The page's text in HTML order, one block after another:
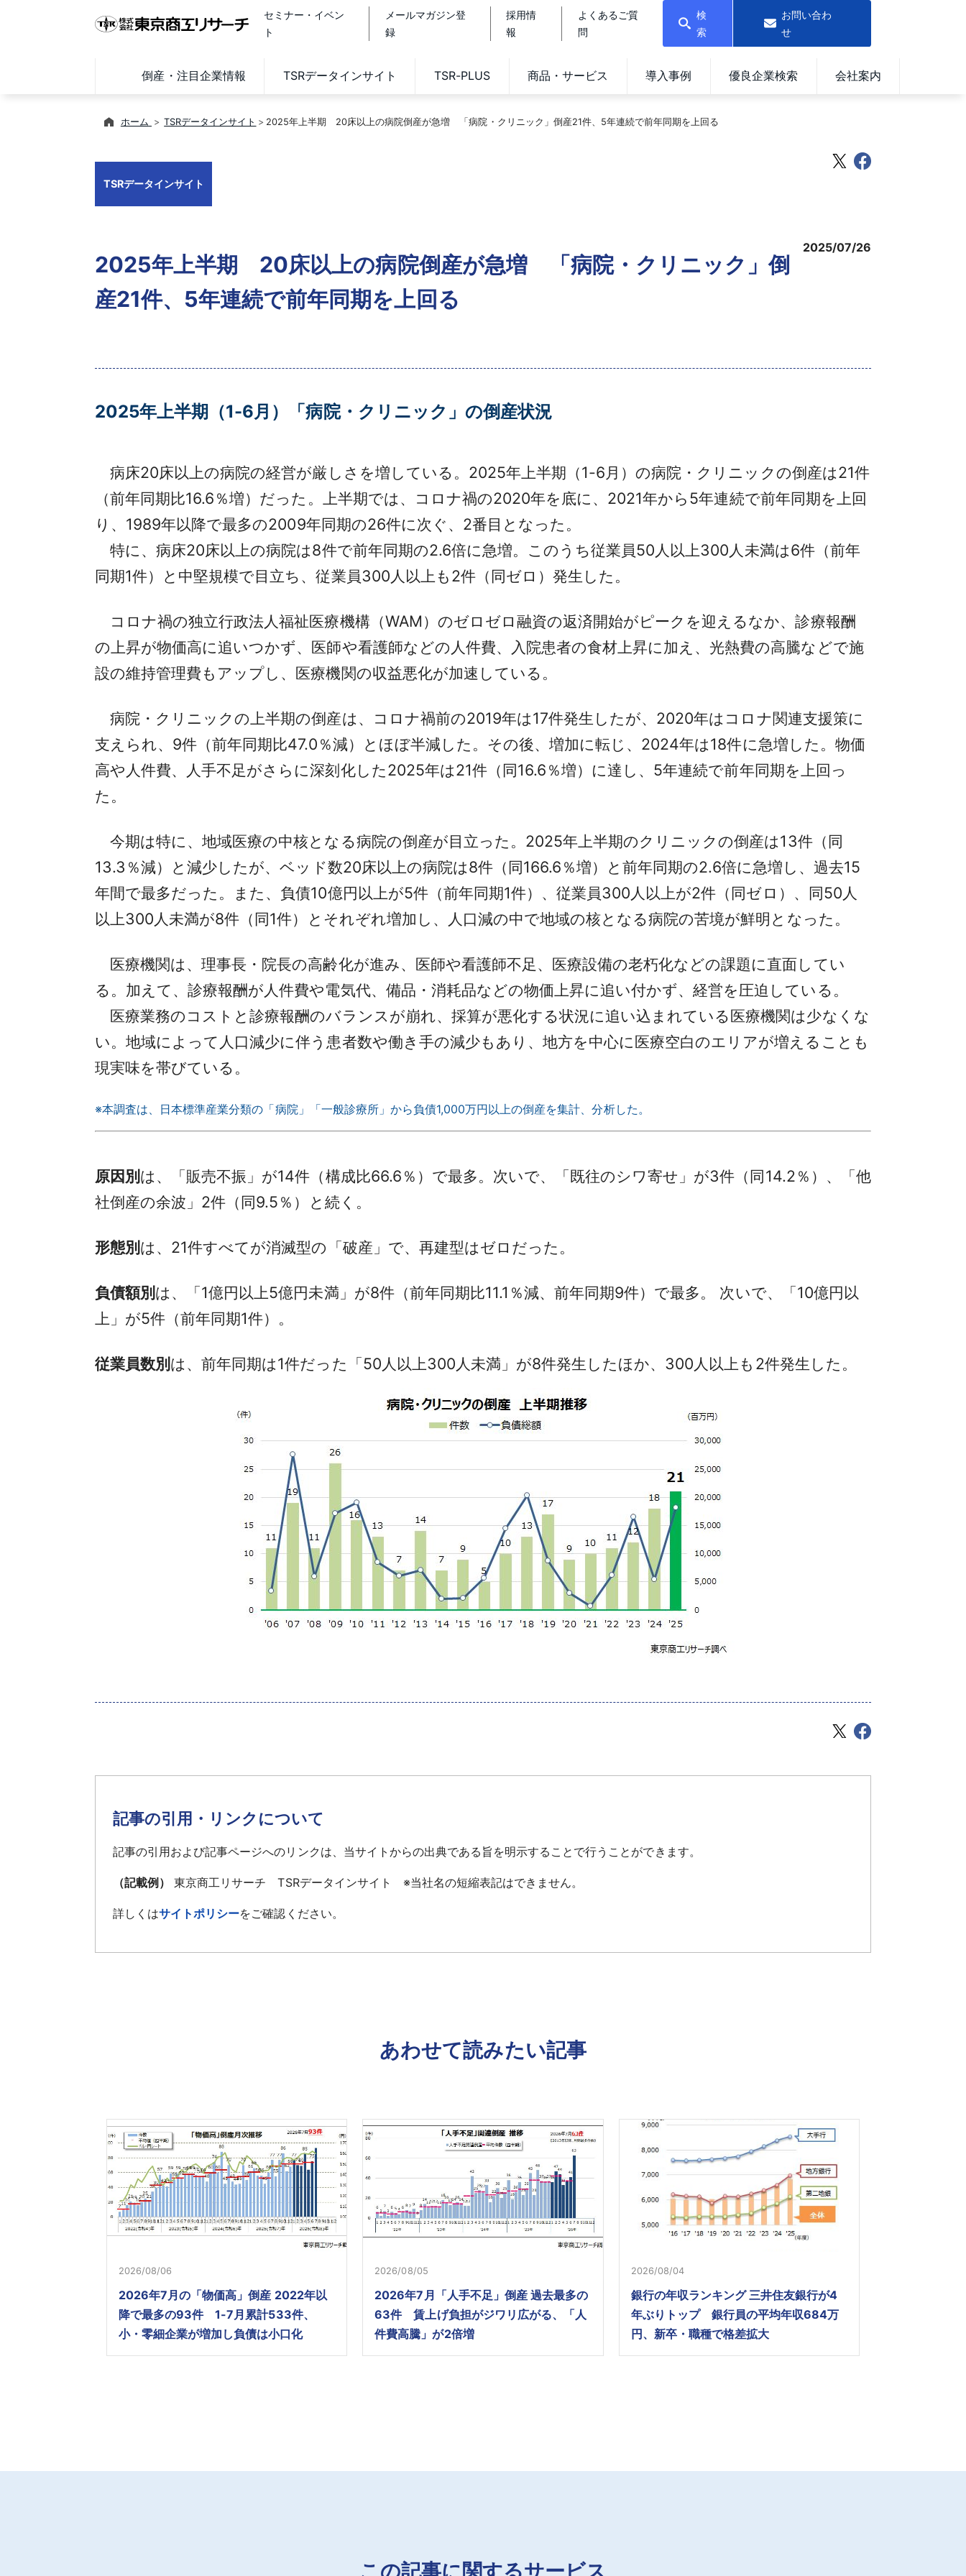
セミナー・イベン
ト
メールマガジン登
録
採用情
報
よくあるご質
問
検
索
お問い合わ
せ
倒産・注目企業情報 TSRデータインサイト TSR-PLUS 商品・サービス 導入事例 優良企業検索 会社案内
ホーム TSRデータインサイト 2025年上半期 20床以上の病院倒産が急増 「病院・クリニック」倒産21件、5年連続で前年同期を上回る
TSRデータインサイト
2025年上半期 20床以上の病院倒産が急増 「病院・クリニック」倒
産21件、5年連続で前年同期を上回る
2025/07/26
2025年上半期（1-6月）「病院・クリニック」の倒産状況
病床20床以上の病院の経営が厳しさを増している。2025年上半期（1-6月）の病院・クリニックの倒産は21件
（前年同期比16.6％増）だった。上半期では、コロナ禍の2020年を底に、2021年から5年連続で前年同期を上回
り、1989年以降で最多の2009年同期の26件に次ぐ、2番目となった。
特に、病床20床以上の病院は8件で前年同期の2.6倍に急増。このうち従業員50人以上300人未満は6件（前年
同期1件）と中堅規模で目立ち、従業員300人以上も2件（同ゼロ）発生した。
コロナ禍の独立行政法人福祉医療機構（WAM）のゼロゼロ融資の返済開始がピークを迎えるなか、診療報酬
の上昇が物価高に追いつかず、医師や看護師などの人件費、入院患者の食材上昇に加え、光熱費の高騰などで施
設の維持管理費もアップし、医療機関の収益悪化が加速している。
病院・クリニックの上半期の倒産は、コロナ禍前の2019年は17件発生したが、2020年はコロナ関連支援策に
支えられ、9件（前年同期比47.0％減）とほぼ半減した。その後、増加に転じ、2024年は18件に急増した。物価
高や人件費、人手不足がさらに深刻化した2025年は21件（同16.6％増）に達し、5年連続で前年同期を上回っ
た。
今期は特に、地域医療の中核となる病院の倒産が目立った。2025年上半期のクリニックの倒産は13件（同
13.3％減）と減少したが、ベッド数20床以上の病院は8件（同166.6％増）と前年同期の2.6倍に急増し、過去15
年間で最多だった。また、負債10億円以上が5件（前年同期1件）、従業員300人以上が2件（同ゼロ）、同50人
以上300人未満が8件（同1件）とそれぞれ増加し、人口減の中で地域の核となる病院の苦境が鮮明となった。
医療機関は、理事長・院長の高齢化が進み、医師や看護師不足、医療設備の老朽化などの課題に直面してい
る。加えて、診療報酬が人件費や電気代、備品・消耗品などの物価上昇に追い付かず、経営を圧迫している。
医療業務のコストと診療報酬のバランスが崩れ、採算が悪化する状況に追い込まれている医療機関は少なくな
い。地域によって人口減少に伴う患者数や働き手の減少もあり、地方を中心に医療空白のエリアが増えることも
現実味を帯びている。
※本調査は、日本標準産業分類の「病院」「一般診療所」から負債1,000万円以上の倒産を集計、分析した。
原因別は、「販売不振」が14件（構成比66.6％）で最多。次いで、「既往のシワ寄せ」が3件（同14.2％）、「他
社倒産の余波」2件（同9.5％）と続く。
形態別は、21件すべてが消滅型の「破産」で、再建型はゼロだった。
負債額別は、「1億円以上5億円未満」が8件（前年同期比11.1％減、前年同期9件）で最多。 次いで、「10億円以
上」が5件（前年同期1件）。
従業員数別は、前年同期は1件だった「50人以上300人未満」が8件発生したほか、300人以上も2件発生した。
記事の引用・リンクについて
記事の引用および記事ページへのリンクは、当サイトからの出典である旨を明示することで行うことができます。
（記載例） 東京商工リサーチ TSRデータインサイト ※当社名の短縮表記はできません。
詳しくはサイトポリシーをご確認ください。
あわせて読みたい記事
2026/08/06
2026年7月の「物価高」倒産 2022年以
降で最多の93件 1-7月累計533件、
小・零細企業が増加し負債は小口化
2026/08/05
2026年7月「人手不足」倒産 過去最多の
63件 賃上げ負担がジワリ広がる、「人
件費高騰」が2倍増
2026/08/04
銀行の年収ランキング 三井住友銀行が4
年ぶりトップ 銀行員の平均年収684万
円、新卒・職種で格差拡大
この記事に関するサービス